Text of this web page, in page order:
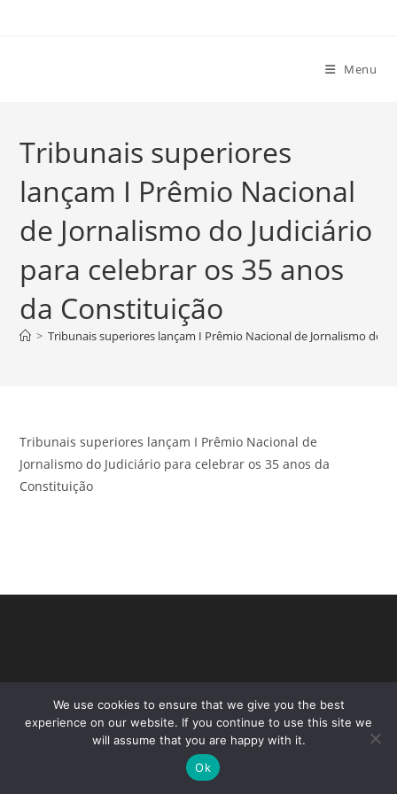
Menu
Tribunais superiores
lançam I Prêmio Nacional
de Jornalismo do Judiciário
para celebrar os 35 anos
da Constituição
> Tribunais superiores lançam I Prêmio Nacional de Jornalismo do
Tribunais superiores lançam I Prêmio Nacional de
Jornalismo do Judiciário para celebrar os 35 anos da
Constituição
Copyright - WordPress Theme by OceanWP
We use cookies to ensure that we give you the best
experience on our website. If you continue to use this site we
will assume that you are happy with it.
Ok